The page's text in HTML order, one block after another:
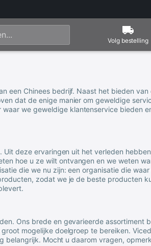
Volg bestelling
een Chinees bedrijf. Naast het bieden
dat de enige manier om geweldige
we geweldige klantenservice bieden
deze ervaringen uit het verleden
hoe u ze wilt ontvangen en we weten
die we nu zijn: een organisatie die
zodat we je de beste producten
Ons brede en gevarieerde assortiment
mogelijke doelgroep te bereiken.
Mocht u daarom vragen,